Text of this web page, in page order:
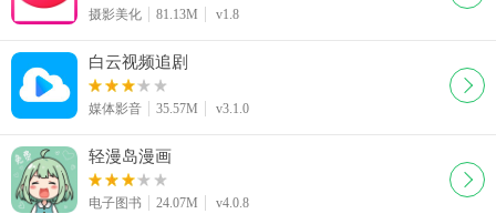
摄影美化 81.13M v1.8
白云视频追剧
媒体影音 35.57M v3.1.0
轻漫岛漫画
电子图书 24.07M v4.0.8